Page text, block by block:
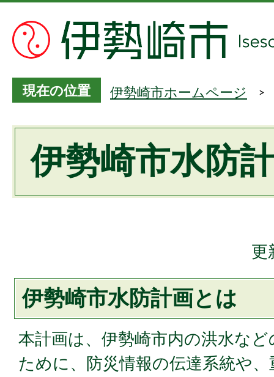
現在の位置 伊勢崎市ホームページ
伊勢崎市水防
更
伊勢崎市水防計画とは
本計画は、伊勢崎市内の洪水な
ために、防災情報の伝達系統や